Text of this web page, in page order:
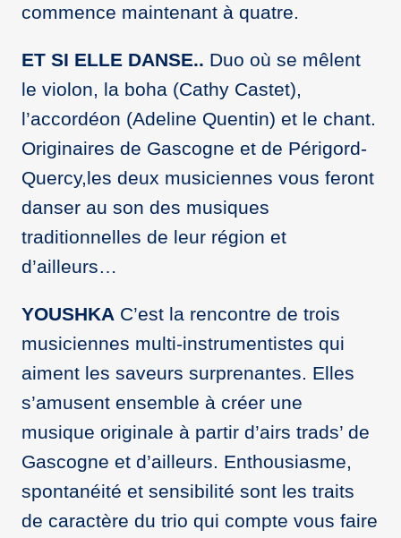
commence maintenant à quatre.
ET SI ELLE DANSE.. Duo où se mêlent
le violon, la boha (Cathy Castet),
l’accordéon (Adeline Quentin) et le chant.
Originaires de Gascogne et de Périgord-
Quercy,les deux musiciennes vous feront
danser au son des musiques
traditionnelles de leur région et
d’ailleurs…
YOUSHKA C’est la rencontre de trois
musiciennes multi-instrumentistes qui
aiment les saveurs surprenantes. Elles
s’amusent ensemble à créer une
musique originale à partir d’airs trads’ de
Gascogne et d’ailleurs. Enthousiasme,
spontanéité et sensibilité sont les traits
de caractère du trio qui compte vous faire